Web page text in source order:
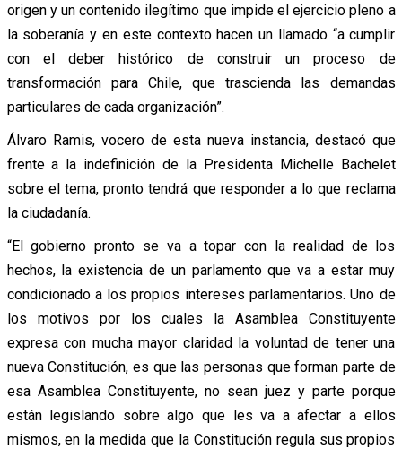
origen y un contenido ilegítimo que impide el ejercicio pleno a
la soberanía y en este contexto hacen un llamado “a cumplir
con el deber histórico de construir un proceso de
transformación para Chile, que trascienda las demandas
particulares de cada organización”.
Álvaro Ramis, vocero de esta nueva instancia, destacó que
frente a la indefinición de la Presidenta Michelle Bachelet
sobre el tema, pronto tendrá que responder a lo que reclama
la ciudadanía.
“El gobierno pronto se va a topar con la realidad de los
hechos, la existencia de un parlamento que va a estar muy
condicionado a los propios intereses parlamentarios. Uno de
los motivos por los cuales la Asamblea Constituyente
expresa con mucha mayor claridad la voluntad de tener una
nueva Constitución, es que las personas que forman parte de
esa Asamblea Constituyente, no sean juez y parte porque
están legislando sobre algo que les va a afectar a ellos
mismos, en la medida que la Constitución regula sus propios